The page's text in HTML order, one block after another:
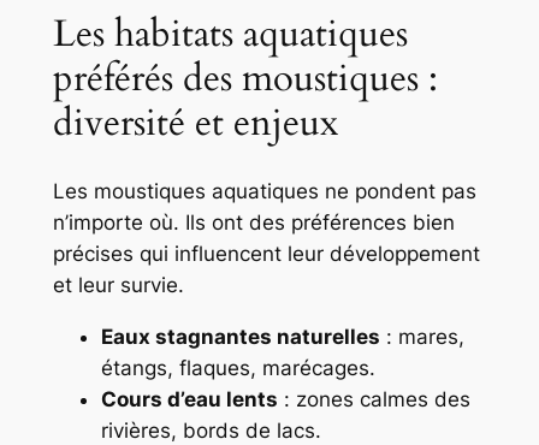
Les habitats aquatiques
préférés des moustiques :
diversité et enjeux
Les moustiques aquatiques ne pondent pas
n’importe où. Ils ont des préférences bien
précises qui influencent leur développement
et leur survie.
Eaux stagnantes naturelles : mares,
étangs, flaques, marécages.
Cours d’eau lents : zones calmes des
rivières, bords de lacs.